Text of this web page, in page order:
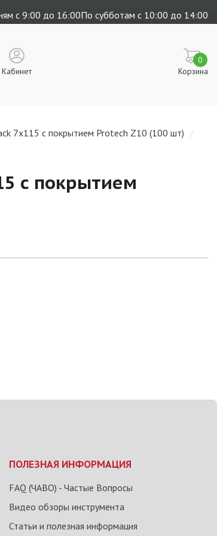
с 9:00 до 16:00По субботам с 10:00 до 14:00
Кабинет Корзина
0
7х115 с покрытием Protech Z10 (100 шт)
с покрытием
ПОЛЕЗНАЯ ИНФОРМАЦИЯ
FAQ (ЧАВО) - Частые Вопросы
Видео обзоры инструмента
Статьи и полезная информация